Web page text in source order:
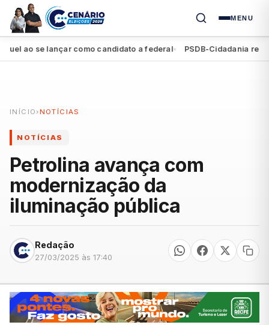
MENU
ao se lançar como candidato a federal● PSDB-Cidadania
INÍCIO › NOTÍCIAS
NOTÍCIAS
Petrolina avança com
modernização da
iluminação pública
Redação
27/03/2025 às 17:40